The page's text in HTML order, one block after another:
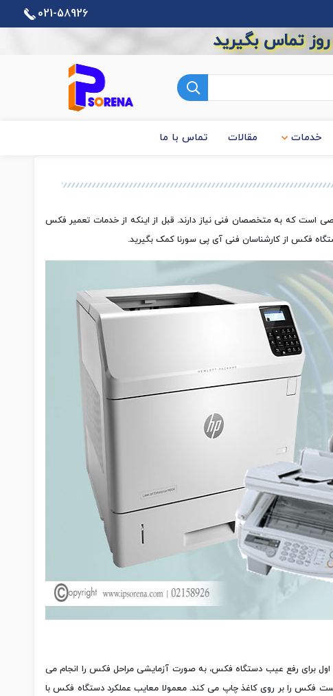
021-58926
تماس بگیرید
خدمات مقالات تماس با ما
است که به متخصصان فنی نیاز دارند. قبل از اینکه از خدمات تعمیر فکس
فکس از کارشناسان فنی آی پی سورنا کمک بگیرید.
برای رفع عیب دستگاه فکس، به صورت آزمایشی مراحل فکس را انجام می
فکس را بر روی کاغذ چاپ می کند. معمولا معایب عملکرد دستگاه فکس با